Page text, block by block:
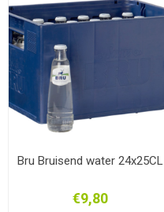
Bru Bruisend water 24x25CL
€9,80